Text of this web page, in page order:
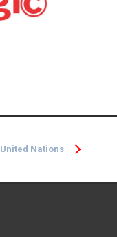
United Nations